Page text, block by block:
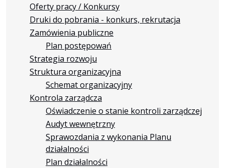
Oferty pracy / Konkursy
Druki do pobrania - konkurs, rekrutacja
Zamówienia publiczne
Plan postępowań
Strategia rozwoju
Struktura organizacyjna
Schemat organizacyjny
Kontrola zarządcza
Oświadczenie o stanie kontroli zarządczej
Audyt wewnętrzny
Sprawozdania z wykonania Planu
działalności
Plan działalności